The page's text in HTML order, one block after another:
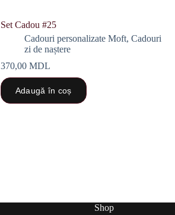
Set Cadou #25
Cadouri personalizate Moft, Cadouri
zi de naștere
370,00 MDL
Adaugă în coș
Shop